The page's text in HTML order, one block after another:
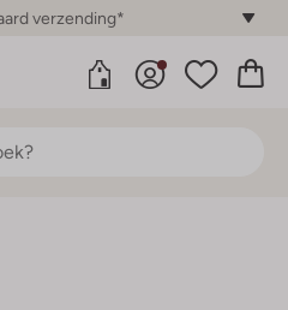
verzending*